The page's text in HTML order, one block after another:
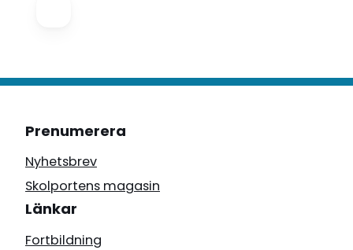
Prenumerera
Nyhetsbrev
Skolportens magasin
Länkar
Fortbildning